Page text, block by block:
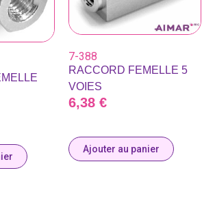
7-388
RACCORD FEMELLE 5
VOIES
6,38 €
Ajouter au panier